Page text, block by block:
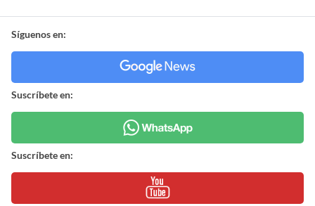
Síguenos en:
Suscríbete en:
Suscríbete en: